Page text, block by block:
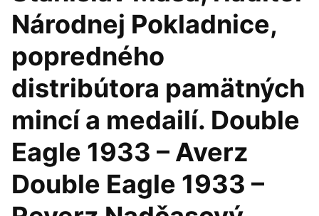
Národnej Pokladnice,
popredného
distribútora pamätných
mincí a medailí. Double
Eagle 1933 – Averz
Double Eagle 1933 –